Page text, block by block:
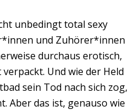
unbedingt total sexy
und Zuhörer*innen
durchaus erotisch,
Und wie der Held
sein Tod nach sich zog,
Aber das ist, genauso wie